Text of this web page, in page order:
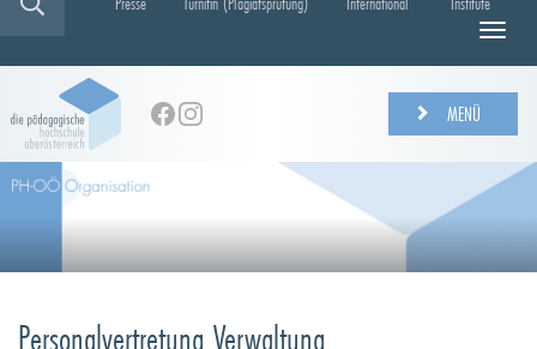
N
g
t
MENÜ
Personalvertretung Verwaltung